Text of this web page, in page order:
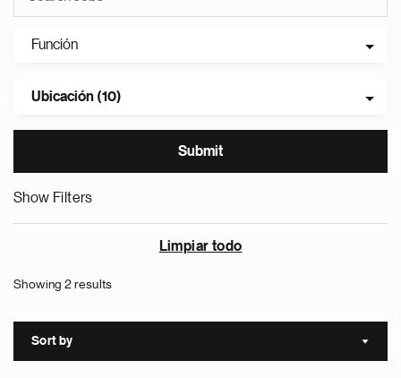
Función
Ubicación (10)
Show Filters
Limpiar todo
Showing 2 results
Sort by Sort